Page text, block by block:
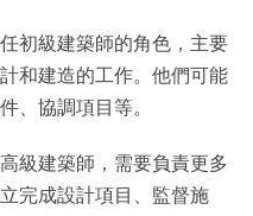
初級建築師的角色，主要
和建造的工作。他們可能
、協調項目等。
級建築師，需要負責更多
完成設計項目、監督施